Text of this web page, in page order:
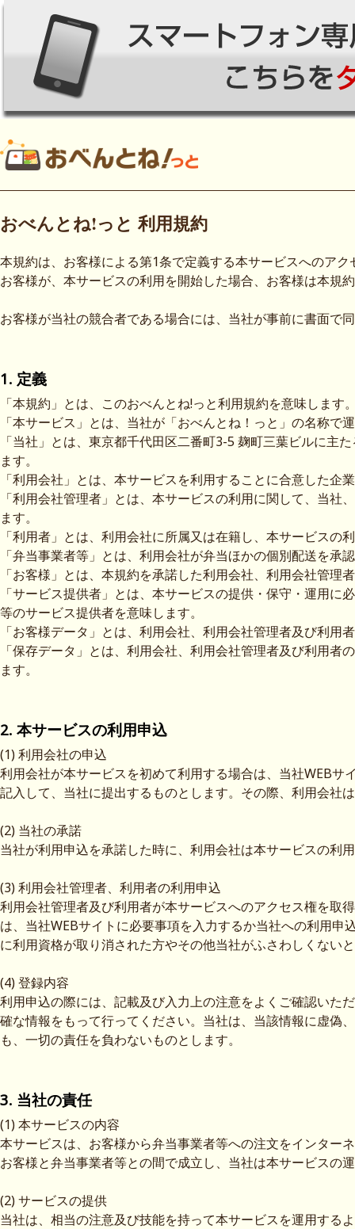
おべんとね!っと 利用規約
本規約は、お客様による第1条で定義する本サービスへのア
お客様が、本サービスの利用を開始した場合、お客様は本規
お客様が当社の競合者である場合には、当社が事前に書面で
1. 定義
「本規約」とは、このおべんとね!っと利用規約を意味します
「本サービス」とは、当社が「おべんとね！っと」の名称
「当社」とは、東京都千代田区二番町3-5 麹町三葉ビルに主
ます。
「利用会社」とは、本サービスを利用することに合意した
「利用会社管理者」とは、本サービスの利用に関して、当
ます。
「利用者」とは、利用会社に所属又は在籍し、本サービス
「弁当事業者等」とは、利用会社が弁当ほかの個別配送を
「お客様」とは、本規約を承諾した利用会社、利用会社管理
「サービス提供者」とは、本サービスの提供・保守・運用
等のサービス提供者を意味します。
「お客様データ」とは、利用会社、利用会社管理者及び利
「保存データ」とは、利用会社、利用会社管理者及び利用
ます。
2. 本サービスの利用申込
(1) 利用会社の申込
利用会社が本サービスを初めて利用する場合は、当社WEB
記入して、当社に提出するものとします。その際、利用会社
(2) 当社の承諾
当社が利用申込を承諾した時に、利用会社は本サービスの利
(3) 利用会社管理者、利用者の利用申込
利用会社管理者及び利用者が本サービスへのアクセス権を取
は、当社WEBサイトに必要事項を入力するか当社への利用
に利用資格が取り消された方やその他当社がふさわしくない
(4) 登録内容
利用申込の際には、記載及び入力上の注意をよくご確認いた
確な情報をもって行ってください。当社は、当該情報に虚偽
も、一切の責任を負わないものとします。
3. 当社の責任
(1) 本サービスの内容
本サービスは、お客様から弁当事業者等への注文をインター
お客様と弁当事業者等との間で成立し、当社は本サービスの
(2) サービスの提供
当社は、相当の注意及び技能を持って本サービスを運用する